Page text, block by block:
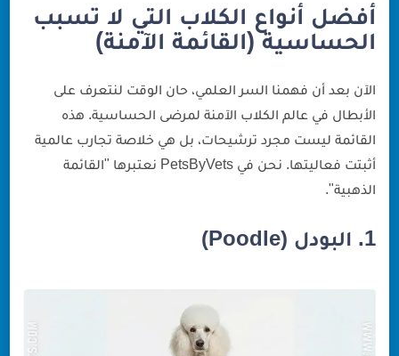
أفضل أنواع الكلاب التي لا تسبب
الحساسية (القائمة الآمنة)
الآن بعد أن فهمنا السر العلمي، حان الوقت لنتعرف على
الأبطال في عالم الكلاب الآمنة لمرضى الحساسية. هذه
القائمة ليست مجرد ترشيحات، بل هي خلاصة تجارب عالمية
أثبتت فعاليتها. نحن في PetsByVets نعتبرها "القائمة
الذهبية".
1. البودل (Poodle)